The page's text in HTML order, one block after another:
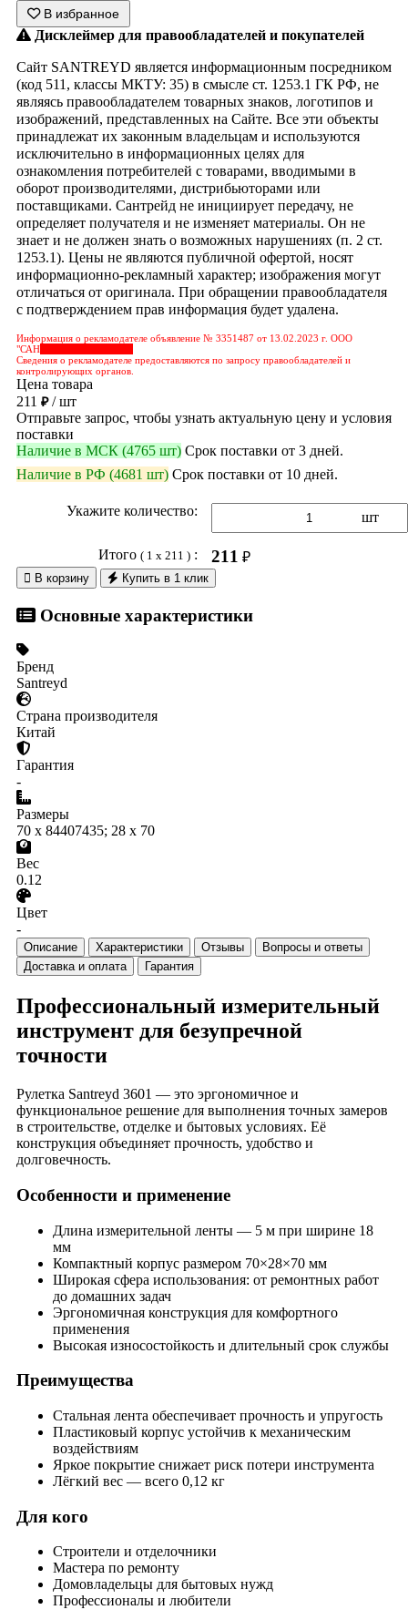
В избранное
Дисклеймер для правообладателей и покупателей
Сайт SANTREYD является информационным посредником
(код 511, классы МКТУ: 35) в смысле ст. 1253.1 ГК РФ, не
являясь правообладателем товарных знаков, логотипов и
изображений, представленных на Сайте. Все эти объекты
принадлежат их законным владельцам и используются
исключительно в информационных целях для
ознакомления потребителей с товарами, вводимыми в
оборот производителями, дистрибьюторами или
поставщиками. Сантрейд не инициирует передачу, не
определяет получателя и не изменяет материалы. Он не
знает и не должен знать о возможных нарушениях (п. 2 ст.
1253.1). Цены не являются публичной офертой, носят
информационно-рекламный характер; изображения могут
отличаться от оригинала. При обращении правообладателя
с подтверждением прав информация будет удалена.
Информация о рекламодателе объявление № 3351487 от 13.02.2023 г. ООО
"САН
Сведения о рекламодателе предоставляются по запросу правообладателей и
контролирующих органов.
Цена товара
211 ₽/ шт
Отправьте запрос, чтобы узнать актуальную цену и условия
поставки
Наличие в МСК (4765 шт) Срок поставки от 3 дней.
Наличие в РФ (4681 шт) Срок поставки от 10 дней.
Укажите количество: шт
Итого ( 1 x 211 ): 211 ₽
 В корзину Купить в 1 клик
Основные характеристики
Бренд
Santreyd
Страна производителя
Китай
Гарантия
-
Размеры
70 x 84407435; 28 x 70
Вес
0.12
Цвет
-
Описание Характеристики Отзывы
Вопросы и ответы
Доставка и оплата
Гарантия
Профессиональный измерительный
инструмент для безупречной
точности
Рулетка Santreyd 3601 — это эргономичное и
функциональное решение для выполнения точных замеров
в строительстве, отделке и бытовых условиях. Её
конструкция объединяет прочность, удобство и
долговечность.
Особенности и применение
Длина измерительной ленты — 5 м при ширине 18
мм
Компактный корпус размером 70×28×70 мм
Широкая сфера использования: от ремонтных работ
до домашних задач
Эргономичная конструкция для комфортного
применения
Высокая износостойкость и длительный срок службы
Преимущества
Стальная лента обеспечивает прочность и упругость
Пластиковый корпус устойчив к механическим
воздействиям
Яркое покрытие снижает риск потери инструмента
Лёгкий вес — всего 0,12 кг
Для кого
Строители и отделочники
Мастера по ремонту
Домовладельцы для бытовых нужд
Профессионалы и любители